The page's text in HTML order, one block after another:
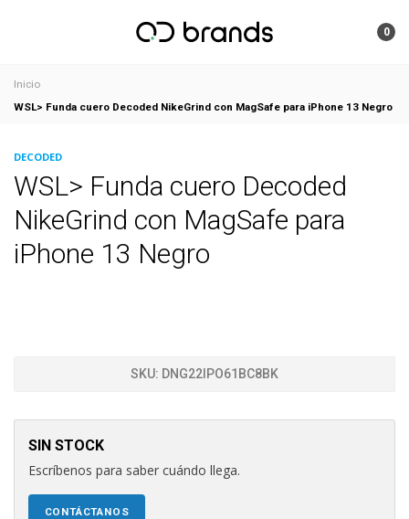
0
Inicio
WSL> Funda cuero Decoded NikeGrind con MagSafe para iPhone 13 Negro
DECODED
WSL> Funda cuero Decoded
NikeGrind con MagSafe para
iPhone 13 Negro
SKU: DNG22IPO61BC8BK
SIN STOCK
Escríbenos para saber cuándo llega.
CONTÁCTANOS